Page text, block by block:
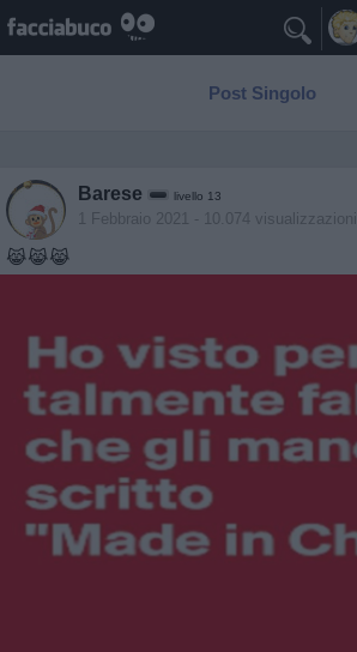
Post Singolo
Barese livello 13
1 Febbraio 2021 - 10.074 visualizzazioni
😹😹😹